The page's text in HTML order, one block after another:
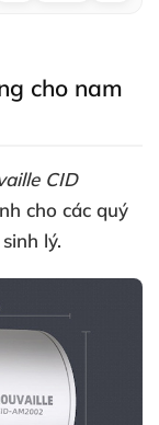
cho nam
CID
cho các quý
lý.